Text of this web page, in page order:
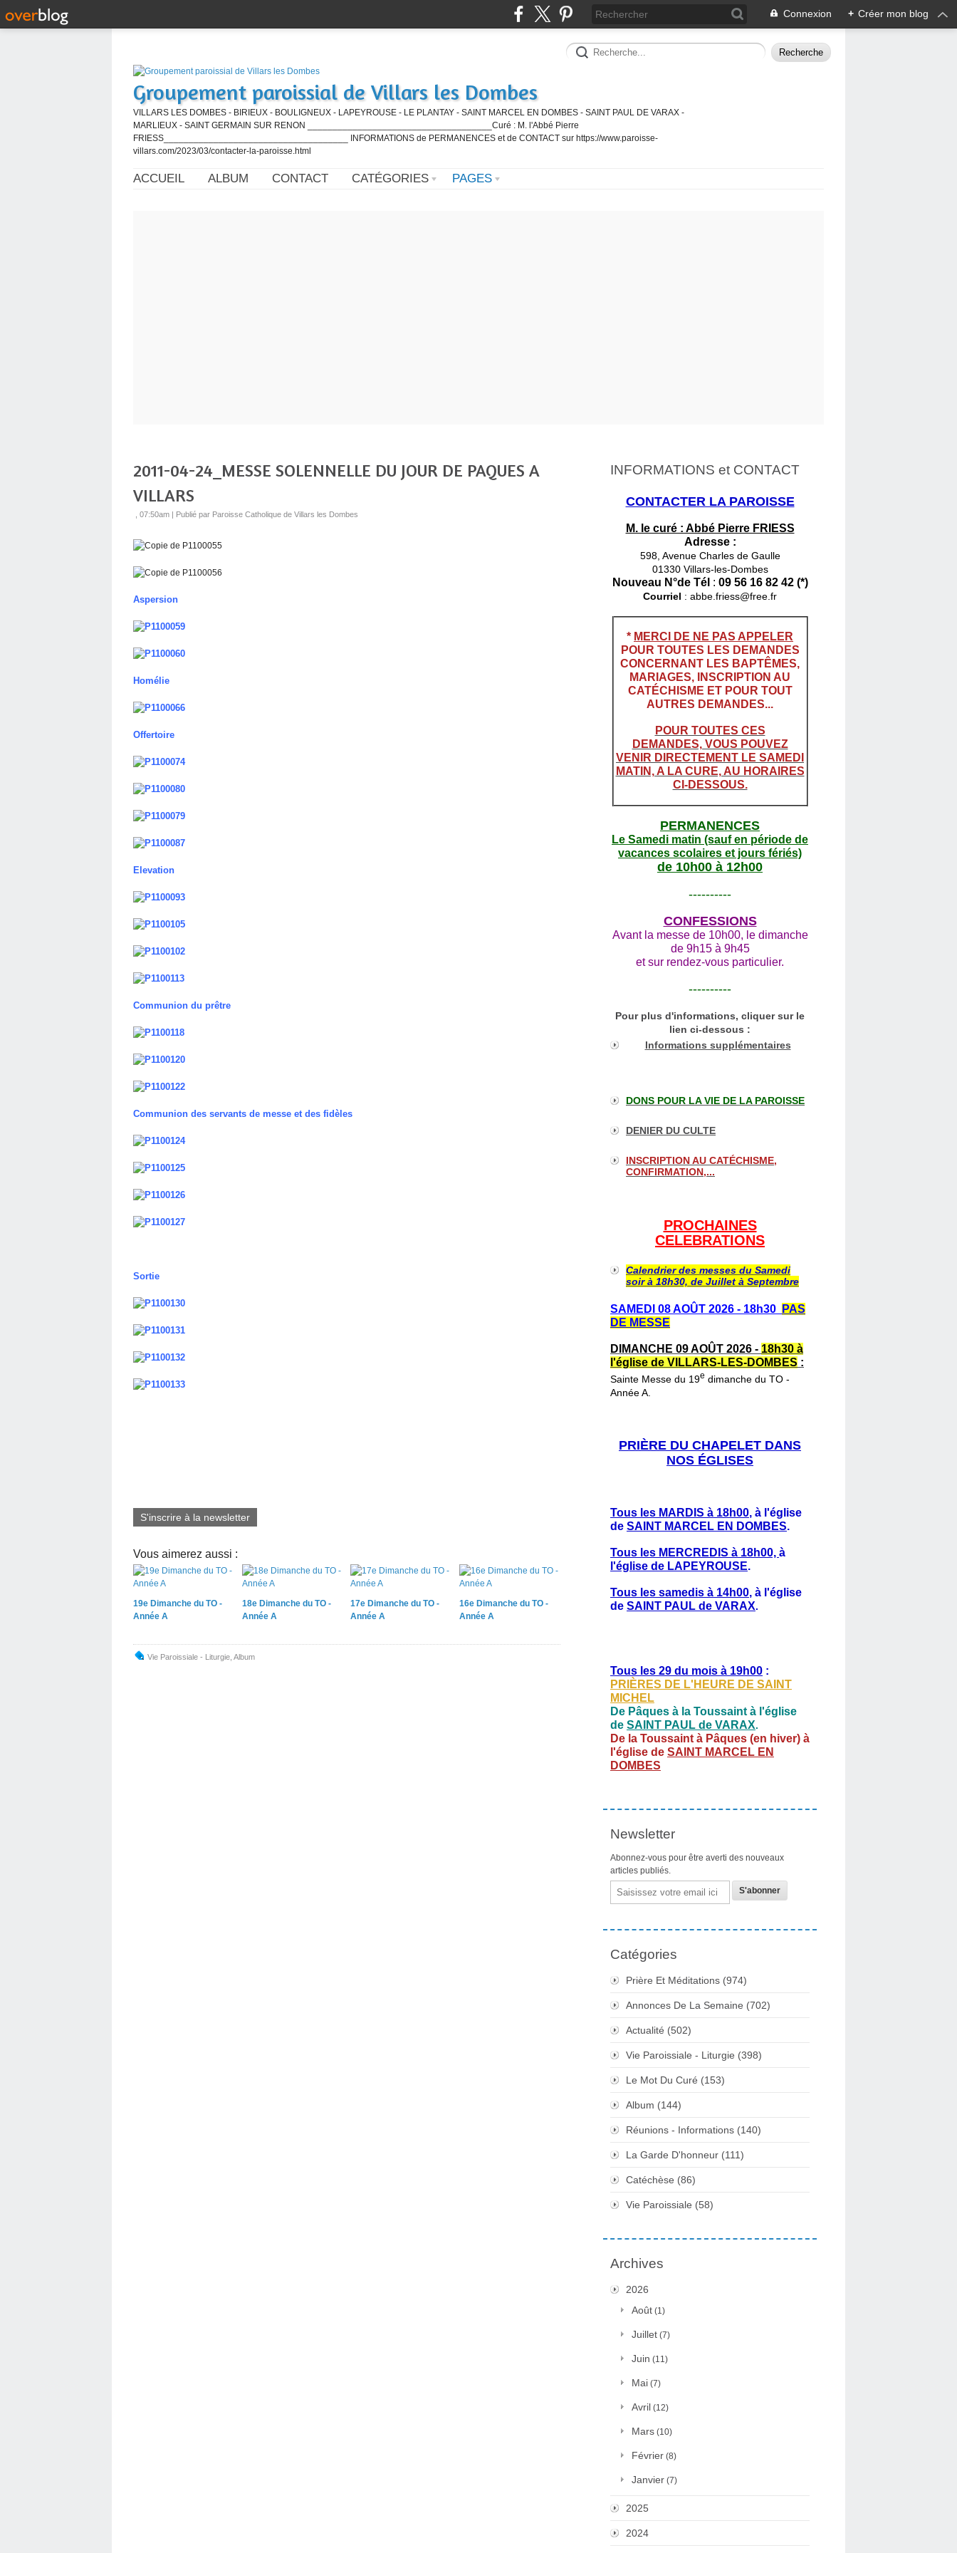
Connexion + Créer mon blog
Groupement paroissial de Villars les Dombes
VILLARS LES DOMBES - BIRIEUX - BOULIGNEUX - LAPEYROUSE - LE PLANTAY - SAINT MARCEL EN DOMBES - SAINT PAUL DE VARAX -
MARLIEUX - SAINT GERMAIN SUR RENON _____________________________________Curé : M. l'Abbé Pierre
FRIESS_____________________________________ INFORMATIONS de PERMANENCES et de CONTACT sur https://www.paroisse-
villars.com/2023/03/contacter-la-paroisse.html
ACCUEIL ALBUM CONTACT CATÉGORIES PAGES
2011-04-24_MESSE SOLENNELLE DU JOUR DE PAQUES A
VILLARS
, 07:50am | Publié par Paroisse Catholique de Villars les Dombes
Aspersion
Homélie
Offertoire
Elevation
Communion du prêtre
Communion des servants de messe et des fidèles
Sortie
S'inscrire à la newsletter
Vous aimerez aussi :
19e Dimanche du TO -
Année A
18e Dimanche du TO -
Année A
17e Dimanche du TO -
Année A
16e Dimanche du TO -
Année A
Vie Paroissiale - Liturgie Album
INFORMATIONS et CONTACT
CONTACTER LA PAROISSE
M. le curé : Abbé Pierre FRIESS
Adresse :
598, Avenue Charles de Gaulle
01330 Villars-les-Dombes
Nouveau N°de Tél : 09 56 16 82 42 (*)
Courriel : abbe.friess@free.fr
* MERCI DE NE PAS APPELER
POUR TOUTES LES DEMANDES
CONCERNANT LES BAPTÊMES,
MARIAGES, INSCRIPTION AU
CATÉCHISME ET POUR TOUT
AUTRES DEMANDES...
POUR TOUTES CES
DEMANDES, VOUS POUVEZ
VENIR DIRECTEMENT LE SAMEDI
MATIN, A LA CURE, AU HORAIRES
CI-DESSOUS.
PERMANENCES
Le Samedi matin (sauf en période de
vacances scolaires et jours fériés)
de 10h00 à 12h00
----------
CONFESSIONS
Avant la messe de 10h00, le dimanche
de 9h15 à 9h45
et sur rendez-vous particulier.
----------
Pour plus d'informations, cliquer sur le
lien ci-dessous :
Informations supplémentaires
DONS POUR LA VIE DE LA PAROISSE
DENIER DU CULTE
INSCRIPTION AU CATÉCHISME,
CONFIRMATION,...
PROCHAINES
CELEBRATIONS
Calendrier des messes du Samedi
soir à 18h30, de Juillet à Septembre
SAMEDI 08 AOÛT 2026 - 18h30
PAS
DE MESSE
DIMANCHE 09 AOÛT 2026 - 18h30 à
l'église de VILLARS-LES-DOMBES :
Sainte Messe du 19e dimanche du TO -
Année A.
PRIÈRE DU CHAPELET DANS
NOS ÉGLISES
Tous les MARDIS à 18h00, à l'église
de SAINT MARCEL EN DOMBES.
Tous les MERCREDIS à 18h00, à
l'église de LAPEYROUSE.
Tous les samedis à 14h00, à l'église
de SAINT PAUL de VARAX.
Tous les 29 du mois à 19h00 :
PRIÈRES DE L'HEURE DE SAINT
MICHEL
De Pâques à la Toussaint à l'église
de SAINT PAUL de VARAX.
De la Toussaint à Pâques (en hiver) à
l'église de SAINT MARCEL EN
DOMBES
Newsletter
Abonnez-vous pour être averti des nouveaux
articles publiés.
Email
Catégories
Prière Et Méditations (974)
Annonces De La Semaine (702)
Actualité (502)
Vie Paroissiale - Liturgie (398)
Le Mot Du Curé (153)
Album (144)
Réunions - Informations (140)
La Garde D'honneur (111)
Catéchèse (86)
Vie Paroissiale (58)
Archives
2026
Août (1)
Juillet (7)
Juin (11)
Mai (7)
Avril (12)
Mars (10)
Février (8)
Janvier (7)
2025
2024